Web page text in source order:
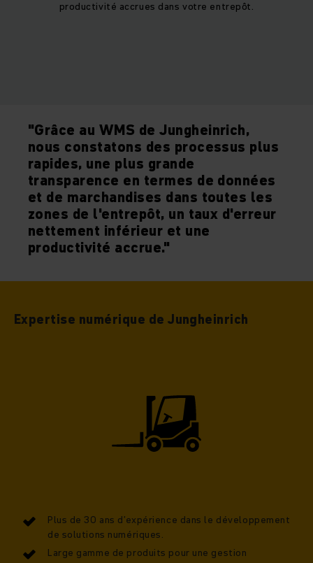
productivité accrues dans votre entrepôt.
"Grâce au WMS de Jungheinrich,
nous constatons des processus plus
rapides, une plus grande
transparence en termes de données
et de marchandises dans toutes les
zones de l'entrepôt, un taux d'erreur
nettement inférieur et une
productivité accrue."
Expertise numérique de Jungheinrich
Plus de 30 ans d’expérience dans le développement
de solutions numériques.
Large gamme de produits pour une gestion